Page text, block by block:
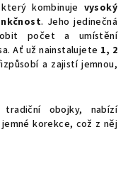
kombinuje vysoký
. Jeho jedinečná
počet a umístění
Ať už nainstalujete 1, 2
a zajistí jemnou,
obojky, nabízí
korekce, což z něj